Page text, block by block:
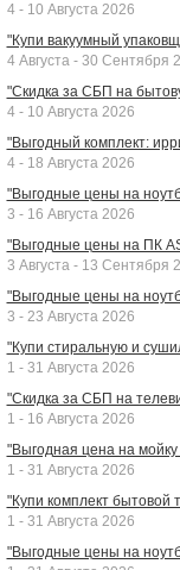
4 - 10 Августа 2026
"Купи вакуумный
4 Августа - 30 Сентября
"Скидка за СБП на
4 - 10 Августа 2026
"Выгодный комплект:
4 - 18 Августа 2026
"Выгодные цены на
3 - 16 Августа 2026
"Выгодные цены на ПК
3 Августа - 13 Сентября
"Выгодные цены на
3 - 23 Августа 2026
"Купи стиральную и
1 - 31 Августа 2026
"Скидка за СБП на
1 - 16 Августа 2026
"Выгодная цена на
1 - 31 Августа 2026
"Купи комплект бытовой
1 - 31 Августа 2026
"Выгодные цены на